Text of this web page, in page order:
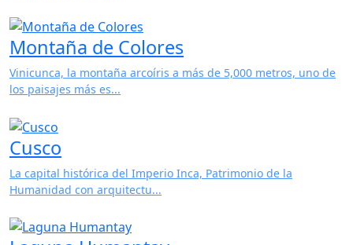
Montaña de Colores
Vinicunca, la montaña arcoíris a más de 5,000 metros, uno de
los paisajes más es...
Cusco
La capital histórica del Imperio Inca, Patrimonio de la
Humanidad con arquitectu...
Laguna Humantay
Laguna glaciar de color turquesa ubicada al pie del nevado